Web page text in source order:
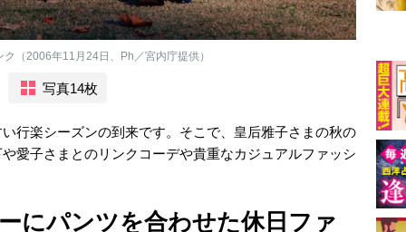
（2006年11月24日、Ph／宮内庁提供）
写真14枚
行楽シーズンの到来です。そこで、皇后雅子さまの秋の
愛子さまとのリンクコーデや貴重なカジュアルファッシ
にパンツを合わせた休日ファ